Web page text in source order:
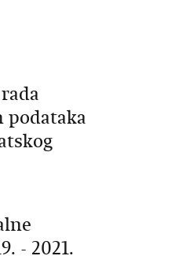
- 2021.